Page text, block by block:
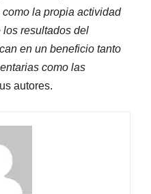
la propia actividad
los resultados del
en un beneficio tanto
como las
autores.